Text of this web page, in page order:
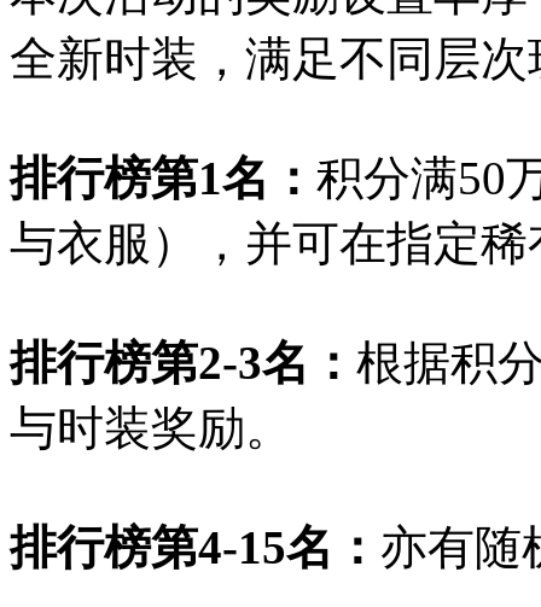
全新时装，满足不同层
排行榜第1名： 积分满50
与衣服），并可在指定
排行榜第2-3名： 根据积
与时装奖励。
排行榜第4-15名： 亦有随